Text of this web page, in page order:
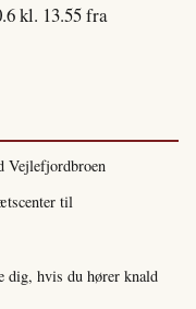
kl. 13.55 fra
Vejlefjordbroen
til
dig, hvis du hører knald